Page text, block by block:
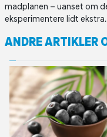
madplanen – uanset om
eksperimentere lidt ekstra.
ANDRE ARTIKLER